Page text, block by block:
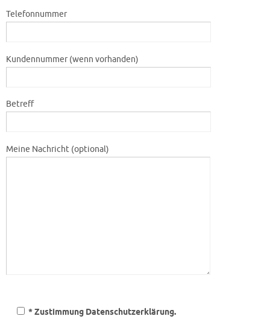
Telefonnummer
Kundennummer (wenn vorhanden)
Betreff
Meine Nachricht (optional)
* Zustimmung Datenschutzerklärung.